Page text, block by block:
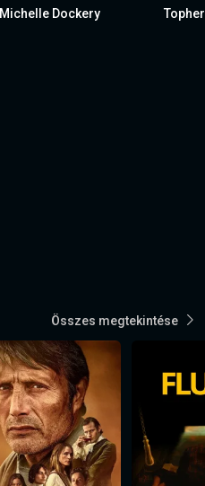
Michelle Dockery
Összes megtekintése